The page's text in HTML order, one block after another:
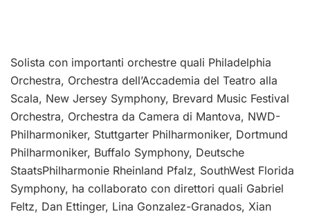
Solista con importanti orchestre quali Philadelphia
Orchestra, Orchestra dell’Accademia del Teatro alla
Scala, New Jersey Symphony, Brevard Music Festival
Orchestra, Orchestra da Camera di Mantova, NWD-
Philharmoniker, Stuttgarter Philharmoniker, Dortmund
Philharmoniker, Buffalo Symphony, Deutsche
StaatsPhilharmonie Rheinland Pfalz, SouthWest Florida
Symphony, ha collaborato con direttori quali Gabriel
Feltz, Dan Ettinger, Lina Gonzalez-Granados, Xian